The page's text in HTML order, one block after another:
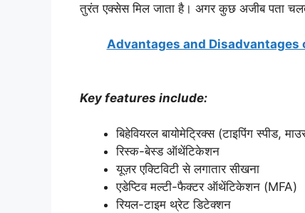
तुरंत एक्सेस मिल जाता है। अगर कुछ अजीब पता
Advantages and Disadvantages
Key features include:
बिहेवियरल बायोमेट्रिक्स (टाइपिंग स्पीड,
रिस्क-बेस्ड ऑथेंटिकेशन
यूज़र एक्टिविटी से लगातार सीखना
एडेप्टिव मल्टी-फैक्टर ऑथेंटिकेशन (MFA)
रियल-टाइम थ्रेट डिटेक्शन